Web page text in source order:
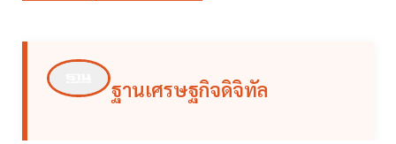
ฐานเศรษฐกิจดิจิทัล